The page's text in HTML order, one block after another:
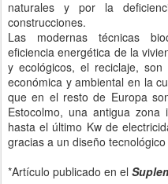
naturales y por la
construcciones.
Las modernas técnicas
eficiencia energética de la
y ecológicos, el reciclaje,
económica y ambiental en la
que en el resto de Europa
Estocolmo, una antigua zona
hasta el último Kw de
gracias a un diseño
*Artículo publicado en el